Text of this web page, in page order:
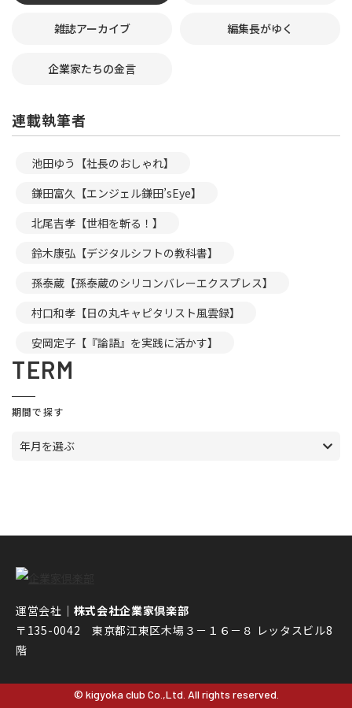
雑誌アーカイブ 編集長がゆく
企業家たちの金言
連載執筆者
池田ゆう【社長のおしゃれ】
鎌田富久【エンジェル鎌田’sEye】
北尾吉孝【世相を斬る！】
鈴木康弘【デジタルシフトの教科書】
孫泰蔵【孫泰蔵のシリコンバレーエクスプレス】
村口和孝【日の丸キャピタリスト風雲録】
安岡定子【『論語』を実践に活かす】
TERM
期間で探す
年月を選ぶ
運営会社｜ 株式会社企業家倶楽部
〒135-0042 東京都江東区木場３－１６－８ レッタスビル8
階
© kigyoka club Co.,Ltd. All rights reserved.